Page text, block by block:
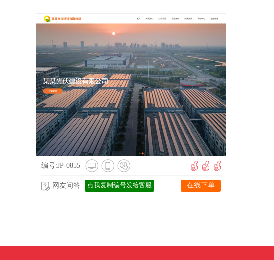
编号:JP-0855
网友问答 点我复制编号发给客服 在线下单